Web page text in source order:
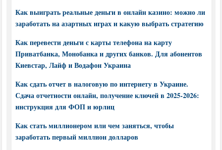
Как выиграть реальные деньги в онлайн казино: можно ли
заработать на азартных играх и какую выбрать стратегию
Как перевести деньги с карты телефона на карту
Приватбанка, Монобанка и других банков. Для абонентов
Киевстар, Лайф и Водафон Украина
Как сдать отчет в налоговую по интернету в Украине.
Сдача отчетности онлайн, получение ключей в 2025-2026:
инструкция для ФОП и юрлиц
Как стать миллионером или чем заняться, чтобы
заработать первый миллион долларов